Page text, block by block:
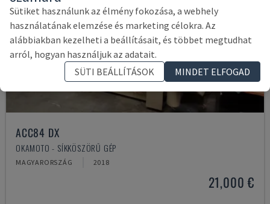
ACC84 DX
OKAMOTO - SÍKKÖSZÖRŰ GÉP
MAGYARORSZÁG 2018
21,000 €
Sütiket használunk az élmény fokozása, a webhely
használatának elemzése és marketing célokra. Az
alábbiakban kezelheti a beállításait, és többet megtudhat
arról, hogyan használjuk az adatait.
SÜTI BEÁLLÍTÁSOK
MINDET ELFOGAD